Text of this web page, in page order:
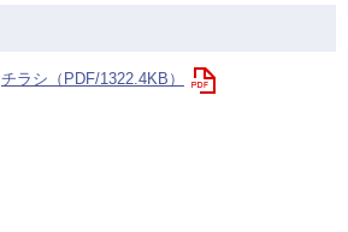
チラシ（PDF/1322.4KB）